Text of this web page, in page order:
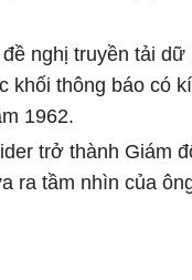
nghị truyền tải dữ
khối thông báo có
1962.
trở thành Giám
ra tầm nhìn của